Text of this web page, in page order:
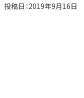
投稿日：2019年9月16日